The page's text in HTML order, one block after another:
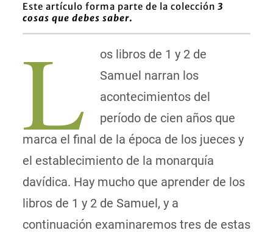
Este artículo forma parte de la colección 3
cosas que debes saber.
L
os libros de 1 y 2 de
Samuel narran los
acontecimientos del
período de cien años que
marca el final de la época de los jueces y
el establecimiento de la monarquía
davídica. Hay mucho que aprender de los
libros de 1 y 2 de Samuel, y a
continuación examinaremos tres de estas